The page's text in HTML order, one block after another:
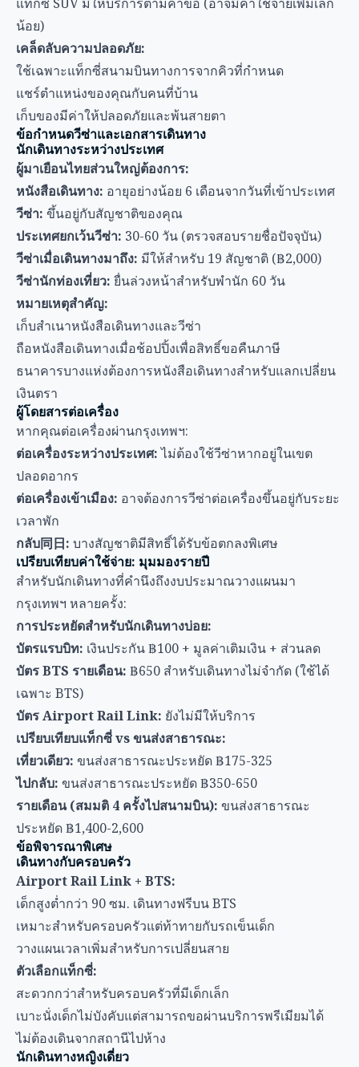
ผู้มาเยือนไทยส่วนใหญ่ต้องการ:
หนังสือเดินทาง:
วีซ่า:ขึ้นอยู่กับสัญชาติของคุณ
ประเทศยกเว้นวีซ่า: 30-60 วัน (ตรวจสอบรายชื่อปัจจุบัน)
วีซ่าเมื่อเดินทางมาถึง:มีให้สำหรับ 19 สัญชาติ (฿2,000)
วีซ่านักท่องเที่ยว:ยื่นล่วงหน้าสำหรับพำนัก 60 วัน
หมายเหตุสำคัญ:
เก็บสำเนาหนังสือเดินทางและวีซ่า
ถือหนังสือเดินทางเมื่อช้อปปิ้งเพื่อสิทธิ์ขอคืนภาษี
ธนาคารบางแห่งต้องการหนังสือเดินทางสำหรับแลกเปลี่ยน
เงินตรา
ผู้โดยสารต่อเครื่อง
หากคุณต่อเครื่องผ่านกรุงเทพฯ:
ต่อเครื่องระหว่างประเทศ:
ปลอดอากร
ต่อเครื่องเข้าเมือง:
อาจต้องการวีซ่าต่อเครื่องขึ้นอยู่กับระยะ
กลับ同日:
เปรียบเทียบค่าใช้จ่าย: มุมมองรายปี
สำหรับนักเดินทางที่คำนึงถึงงบประมาณวางแผนมา
กรุงเทพฯ หลายครั้ง:
การประหยัดสำหรับนักเดินทางบ่อย:
บัตรแรบบิท:
เงินประกัน ฿100 + มูลค่าเติมเงิน + ส่วนลด
บัตร BTS รายเดือน:
฿650 สำหรับเดินทางไม่จำกัด (ใช้ได้
เฉพาะ BTS)
บัตร Airport Rail Link:ยังไม่มีให้บริการ
เปรียบเทียบแท็กซี่ vs ขนส่งสาธารณะ:
เที่ยวเดียว:ขนส่งสาธารณะประหยัด ฿175-325
ไปกลับ:ขนส่งสาธารณะประหยัด ฿350-650
รายเดือน (สมมติ 4 ครั้งไปสนามบิน):ขนส่งสาธารณะ
ประหยัด ฿1,400-2,600
ข้อพิจารณาพิเศษ
เดินทางกับครอบครัว
Airport Rail Link + BTS:
เด็กสูงต่ำกว่า 90 ซม. เดินทางฟรีบน BTS
เหมาะสำหรับครอบครัวแต่ท้าทายกับรถเข็นเด็ก
วางแผนเวลาเพิ่มสำหรับการเปลี่ยนสาย
ตัวเลือกแท็กซี่:
สะดวกกว่าสำหรับครอบครัวที่มีเด็กเล็ก
เบาะนั่งเด็กไม่บังคับแต่สามารถขอผ่านบริการพรีเมียมได้
ไม่ต้องเดินจากสถานีไปห้าง
นักเดินทางหญิงเดี่ยว
คำแนะนำด้านความปลอดภัย:
Airport Rail Link ปลอดภัยมากและมีกล้องวงจรปิด
นั่งด้านหน้าของขบวนตอนกลางคืน
ใช้แท็กซี่สนามบินทางการ ไม่ใช่คนขับอิสระ
แชร์เวลาถึงโดยประมาณกับเพื่อนหรือครอบครัว
การมาถึงดึก
ตัวเลือกหลังเที่ยงคืน: